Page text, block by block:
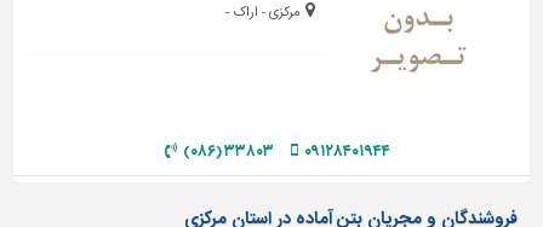
ابزار،یراق
و
برقی،روشنایی،ایمنی
مرکزی - اراک -
۰۹۱۲۸۴۰۱۹۴۴ ۳۳۸۰۳ (۰۸۶)
فروشندگان و مجریان بتن آماده در استان مرکزی